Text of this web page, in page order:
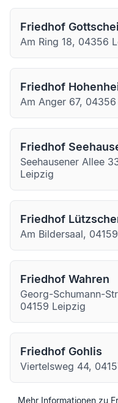
Friedhof
Am Ring 18, 04356
Friedhof
Am Anger 67,
Friedhof
Seehausener Allee
Leipzig
Friedhof
Am Bildersaal,
Friedhof Wahren
Georg-Schumann-
04159 Leipzig
Friedhof Gohlis
Viertelsweg 44,
Mehr Informationen zu